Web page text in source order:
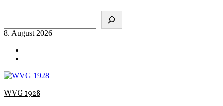
springen
8. August 2026
WVG 1928